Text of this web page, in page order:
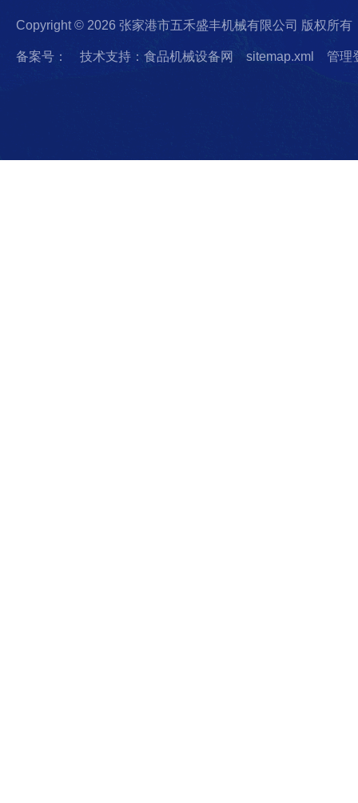
Copyright © 2026 张家港市五禾盛丰机械有限公司 版权所有
备案号： 技术支持：食品机械设备网 sitemap.xml 管理